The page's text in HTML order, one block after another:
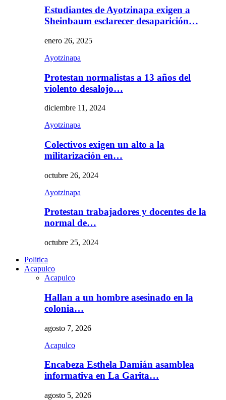
Estudiantes de Ayotzinapa exigen a
Sheinbaum esclarecer desaparición…
enero 26, 2025
Ayotzinapa
Protestan normalistas a 13 años del
violento desalojo…
diciembre 11, 2024
Ayotzinapa
Colectivos exigen un alto a la
militarización en…
octubre 26, 2024
Ayotzinapa
Protestan trabajadores y docentes de la
normal de…
octubre 25, 2024
Politica
Acapulco
Acapulco
Hallan a un hombre asesinado en la
colonia…
agosto 7, 2026
Acapulco
Encabeza Esthela Damián asamblea
informativa en La Garita…
agosto 5, 2026